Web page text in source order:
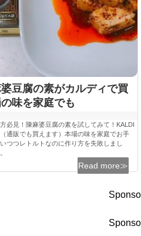
豆腐の素がカルディで買
味を家庭でも
必見！陳麻婆豆腐の素を試してみて！KALDI
通販でも買えます）本場の味を家庭でお手
つつレトルトなのに作り方を失敗しまし
Read more≫